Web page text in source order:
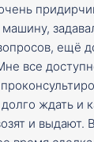
ещё
все
ждать и
и выдают.